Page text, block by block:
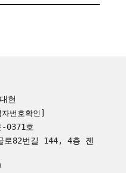
현
자번호확인]
0371호
로82번길 144, 4층 젠